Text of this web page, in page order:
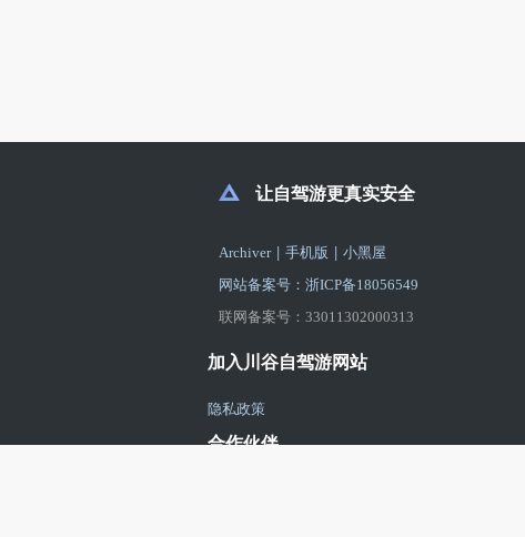
让自驾游更真实安全
Archiver | 手机版 | 小黑屋
网站备案号：浙ICP备18056549
联网备案号：33011302000313
加入川谷自驾游网站
隐私政策
合作伙伴